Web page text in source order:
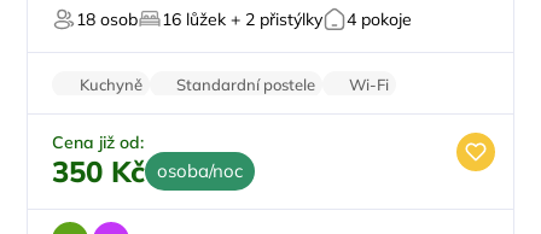
Pro milovníky přírody
18 osob 16 lůžek + 2 přistýlky 4 pokoje
Kuchyně Standardní postele
Wi-Fi
Zvířata povolena
Pračka
Cena již od:
350 Kč osoba/noc